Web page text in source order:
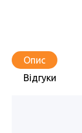
Опис
Відгуки